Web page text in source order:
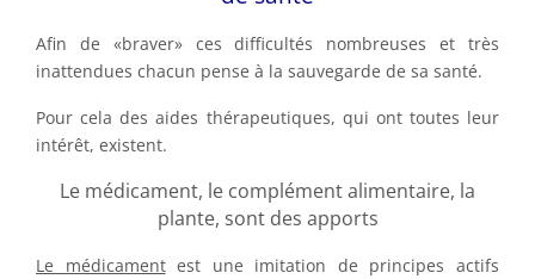
Afin de «braver» ces difficultés nombreuses et très
inattendues chacun pense à la sauvegarde de sa santé.
Pour cela des aides thérapeutiques, qui ont toutes leur
intérêt, existent.
Le médicament, le complément alimentaire, la
plante, sont des apports
Le médicamentest une imitation de principes actifs